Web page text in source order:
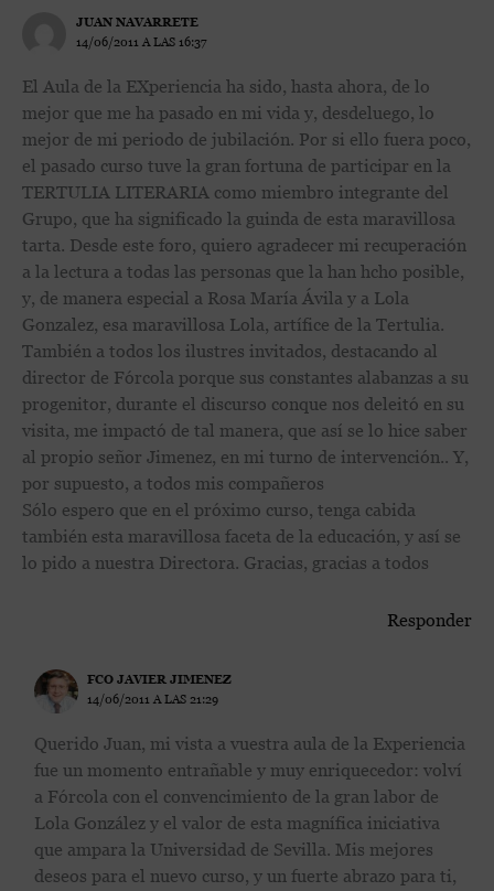
JUAN NAVARRETE
14/06/2011 A LAS 16:37
El Aula de la EXperiencia ha sido, hasta ahora, de lo
mejor que me ha pasado en mi vida y, desdeluego, lo
mejor de mi periodo de jubilación. Por si ello fuera poco,
el pasado curso tuve la gran fortuna de participar en la
TERTULIA LITERARIA como miembro integrante del
Grupo, que ha significado la guinda de esta maravillosa
tarta. Desde este foro, quiero agradecer mi recuperación
a la lectura a todas las personas que la han hcho posible,
y, de manera especial a Rosa María Ávila y a Lola
Gonzalez, esa maravillosa Lola, artífice de la Tertulia.
También a todos los ilustres invitados, destacando al
director de Fórcola porque sus constantes alabanzas a su
progenitor, durante el discurso conque nos deleitó en su
visita, me impactó de tal manera, que así se lo hice saber
al propio señor Jimenez, en mi turno de intervención.. Y,
por supuesto, a todos mis compañeros
Sólo espero que en el próximo curso, tenga cabida
también esta maravillosa faceta de la educación, y así se
lo pido a nuestra Directora. Gracias, gracias a todos
Responder
FCO JAVIER JIMENEZ
14/06/2011 A LAS 21:29
Querido Juan, mi vista a vuestra aula de la Experiencia
fue un momento entrañable y muy enriquecedor: volví
a Fórcola con el convencimiento de la gran labor de
Lola González y el valor de esta magnífica iniciativa
que ampara la Universidad de Sevilla. Mis mejores
deseos para el nuevo curso, y un fuerte abrazo para ti,